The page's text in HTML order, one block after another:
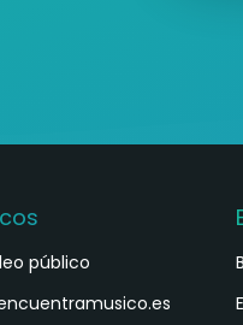
público